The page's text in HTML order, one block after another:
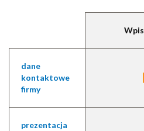
dane
kontaktowe
firmy
prezentacja